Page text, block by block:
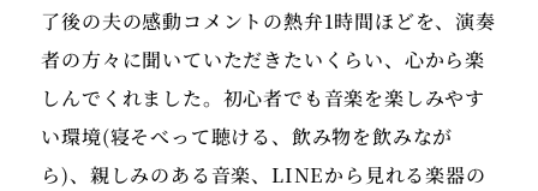
了後の夫の感動コメントの熱弁1時間ほどを、演奏
者の方々に聞いていただきたいくらい、心から楽
しんでくれました。初心者でも音楽を楽しみやす
い環境(寝そべって聴ける、飲み物を飲みなが
ら)、親しみのある音楽、LINEから見れる楽器の